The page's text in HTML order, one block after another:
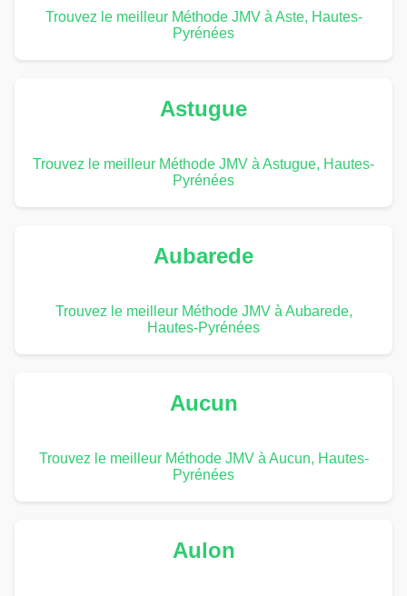
Trouvez le meilleur Méthode JMV à Aste, Hautes-
Pyrénées
Astugue
Trouvez le meilleur Méthode JMV à Astugue, Hautes-
Pyrénées
Aubarede
Trouvez le meilleur Méthode JMV à Aubarede,
Hautes-Pyrénées
Aucun
Trouvez le meilleur Méthode JMV à Aucun, Hautes-
Pyrénées
Aulon